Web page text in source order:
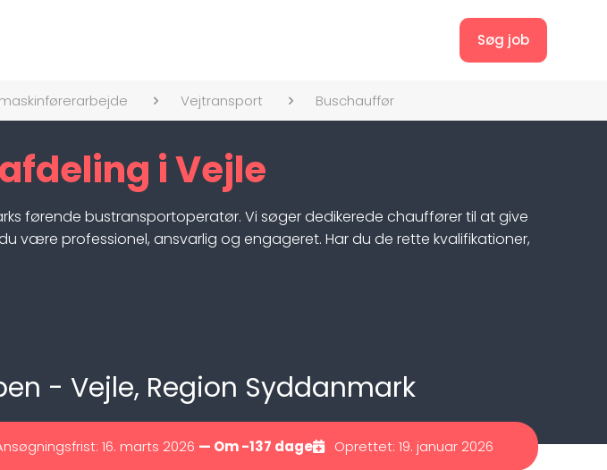
Søg job
Vejtransport Buschauffør
i Vejle
førende bustransportoperatør. Vi søger dedikerede chauffører til at give
være professionel, ansvarlig og engageret. Har du de rette kvalifikationer,
- Vejle, Region Syddanmark
16. marts 2026 — Om -137 dage Oprettet: 19. januar 2026